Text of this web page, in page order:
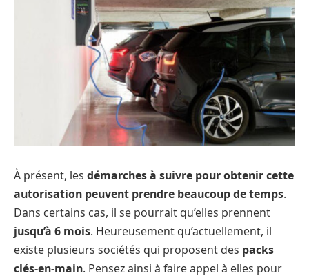
À présent, les démarches à suivre pour obtenir cette
autorisation peuvent prendre beaucoup de temps.
Dans certains cas, il se pourrait qu’elles prennent
jusqu’à 6 mois. Heureusement qu’actuellement, il
existe plusieurs sociétés qui proposent des packs
clés-en-main. Pensez ainsi à faire appel à elles pour